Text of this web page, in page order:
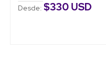
Desde: $330 USD